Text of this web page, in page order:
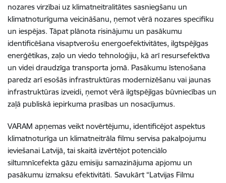
nozares virzībai uz klimatneitralitātes sasniegšanu un
klimatnoturīguma veicināšanu, ņemot vērā nozares specifiku
un iespējas. Tāpat plānota risinājumu un pasākumu
identificēšana visaptverošu energoefektivitātes, ilgtspējīgas
enerģētikas, zaļo un viedo tehnoloģiju, kā arī resursefektīva
un videi draudzīga transporta jomā. Pasākumu īstenošana
paredz arī esošās infrastruktūras modernizēšanu vai jaunas
infrastruktūras izveidi, ņemot vērā ilgtspējīgas būvniecības un
zaļā publiskā iepirkuma prasības un nosacījumus.
VARAM apņemas veikt novērtējumu, identificējot aspektus
klimatnoturīga un klimatneitrāla filmu servisa pakalpojumu
ieviešanai Latvijā, tai skaitā izvērtējot potenciālo
siltumnīcefekta gāzu emisiju samazinājuma apjomu un
pasākumu izmaksu efektivitāti. Savukārt “Latvijas Filmu